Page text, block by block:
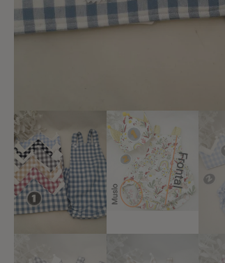
Añadir a lista de deseos